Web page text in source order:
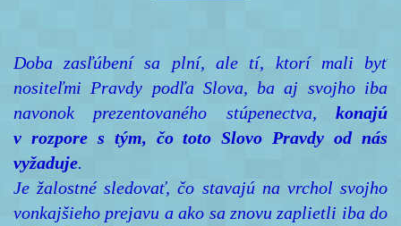
Doba zasľúbení sa plní, ale tí, ktorí mali byť
nositeľmi Pravdy podľa Slova, ba aj svojho iba
navonok prezentovaného stúpenectva,konajú
v rozpore s tým, čo toto Slovo Pravdy od nás
vyžaduje.
Je žalostné sledovať, čo stavajú na vrchol svojho
vonkajšieho prejavu a ako sa znovu zaplietli iba do